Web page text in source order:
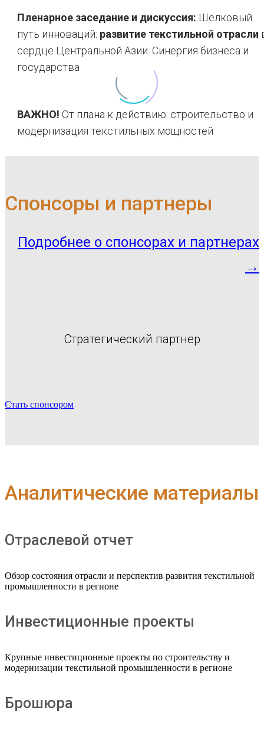
Пленарное заседание и дискуссия: Шелковый
путь инноваций: развитие текстильной отрасли
сердце Центральной Азии. Синергия бизнеса и
государства
ВАЖНО! От плана к действию: строительство и
модернизация текстильных мощностей
Спонсоры и партнеры
Подробнее о спонсорах и партнерах
→
Стратегический партнер
Стать спонсором
Аналитические материалы
Отраслевой отчет
Обзор состояния отрасли и перспектив развития текстильной
промышленности в регионе
Инвестиционные проекты
Крупные инвестиционные проекты по строительству и
модернизации текстильной промышленности в регионе
Брошюра